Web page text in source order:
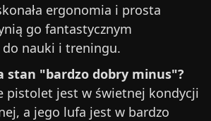
ergonomia i prosta
go fantastycznym
nauki i treningu.
stan "bardzo dobry minus"?
pistolet jest w świetnej kondycji
a jego lufa jest w bardzo